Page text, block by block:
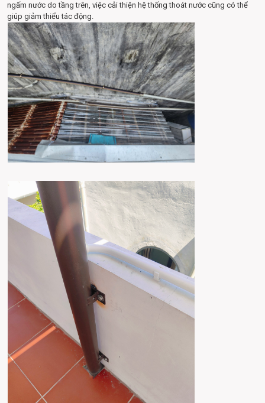
ngấm nước do tầng trên, việc cải thiện hệ thống thoát nước cũng có thể
giúp giảm thiểu tác động.